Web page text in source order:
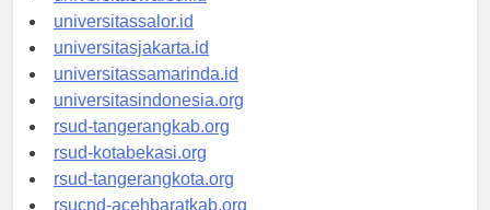
universitaswalesi.id
universitassalor.id
universitasjakarta.id
universitassamarinda.id
universitasindonesia.org
rsud-tangerangkab.org
rsud-kotabekasi.org
rsud-tangerangkota.org